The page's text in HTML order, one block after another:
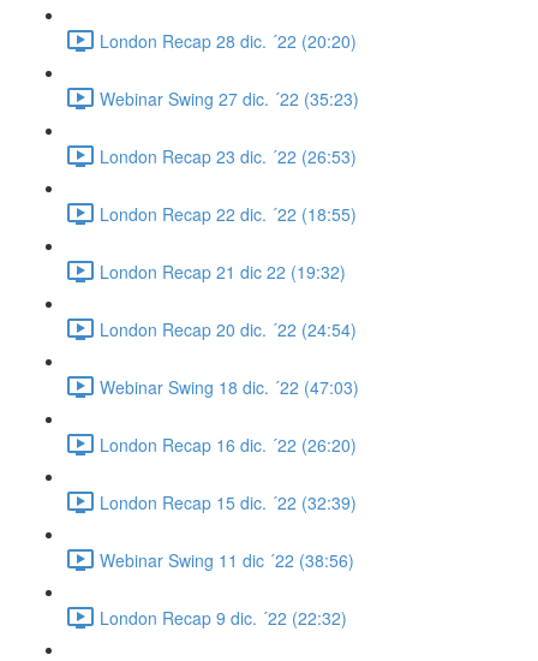
London Recap 28 dic. ´22 (20:20)
Webinar Swing 27 dic. ´22 (35:23)
London Recap 23 dic. ´22 (26:53)
London Recap 22 dic. ´22 (18:55)
London Recap 21 dic 22 (19:32)
London Recap 20 dic. ´22 (24:54)
Webinar Swing 18 dic. ´22 (47:03)
London Recap 16 dic. ´22 (26:20)
London Recap 15 dic. ´22 (32:39)
Webinar Swing 11 dic ´22 (38:56)
London Recap 9 dic. ´22 (22:32)